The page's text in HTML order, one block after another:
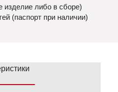
изделие либо в сборе)
(паспорт при наличии)